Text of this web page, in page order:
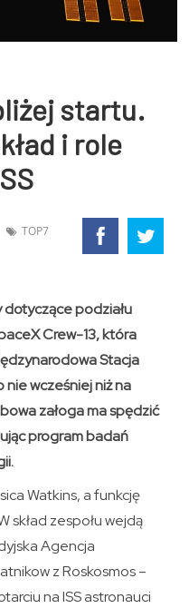
startu.
i role
TOP7
dotyczące podziału
Crew-13, która
Stacja
nie wcześniej niż na
załoga ma spędzić
program badań
Watkins, a funkcję
skład zespołu wejdą
Agencja
z Roskosmos –
na ISS astronauci